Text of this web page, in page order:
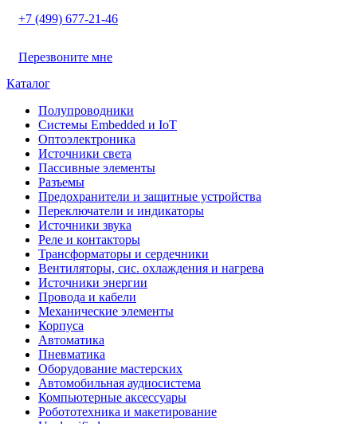
+7 (499) 677-21-46
Перезвоните мне
Каталог
Полупроводники
Системы Embedded и IoT
Oптоэлектроника
Источники света
Пассивные элементы
Разъeмы
Предохранители и защитные устройства
Переключатели и индикаторы
Источники звука
Реле и контакторы
Трансформаторы и сердечники
Вентиляторы, сис. охлаждения и нагрева
Источники энергии
Провода и кабели
Механические элементы
Корпуса
Автоматика
Пневматика
Оборудование мастерских
Автомобильная аудиосистема
Компьютерные аксессуары
Робототехника и макетирование